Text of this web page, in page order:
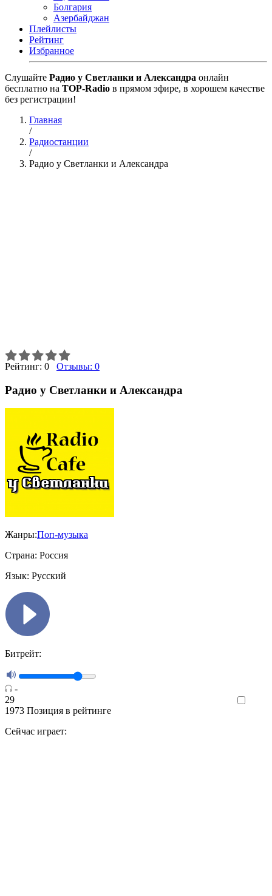
Болгария
Азербайджан
Плейлисты
Рейтинг
Избранное
Cлушайте Радио у Светланки и Александра онлайн
бесплатно на TOP-Radio в прямом эфире, в хорошем качестве
без регистрации!
Главная
/
Радиостанции
/
Радио у Светланки и Александра
Рейтинг: 0 Отзывы: 0
Радио у Светланки и Александра
Жанры:Поп-музыка
Страна: Россия
Язык: Русский
Битрейт:
-
29
1973 Позиция в рейтинге
Сейчас играет: